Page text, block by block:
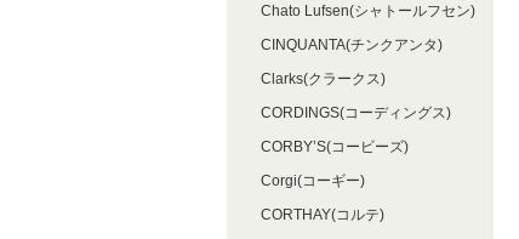
Chato Lufsen(シャトールフセン)
CINQUANTA(チンクアンタ)
Clarks(クラークス)
CORDINGS(コーディングス)
CORBY’S(コービーズ)
Corgi(コーギー)
CORTHAY(コルテ)